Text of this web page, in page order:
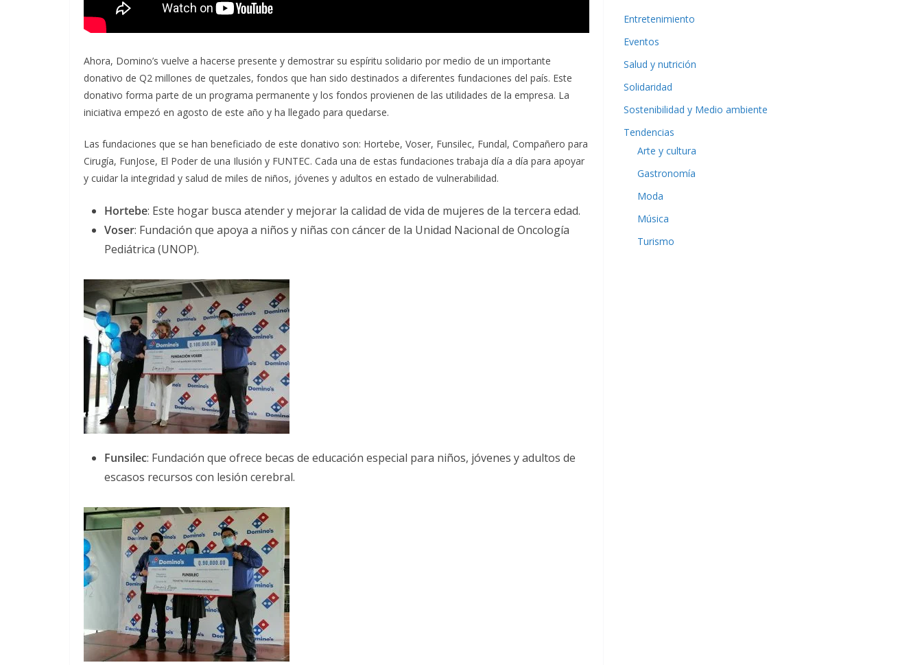
Ahora, Domino’s vuelve a hacerse presente y demostrar su espíritu solidario por medio de un importante
donativo de Q2 millones de quetzales, fondos que han sido destinados a diferentes fundaciones del país. Este
donativo forma parte de un programa permanente y los fondos provienen de las utilidades de la empresa. La
iniciativa empezó en agosto de este año y ha llegado para quedarse.
Las fundaciones que se han beneficiado de este donativo son: Hortebe, Voser, Funsilec, Fundal, Compañero para
Cirugía, FunJose, El Poder de una Ilusión y FUNTEC. Cada una de estas fundaciones trabaja día a día para apoyar
y cuidar la integridad y salud de miles de niños, jóvenes y adultos en estado de vulnerabilidad.
Hortebe: Este hogar busca atender y mejorar la calidad de vida de mujeres de la tercera edad.
Voser: Fundación que apoya a niños y niñas con cáncer de la Unidad Nacional de Oncología
Pediátrica (UNOP).
Funsilec: Fundación que ofrece becas de educación especial para niños, jóvenes y adultos de
escasos recursos con lesión cerebral.
Entretenimiento
Eventos
Salud y nutrición
Solidaridad
Sostenibilidad y Medio ambiente
Tendencias
Arte y cultura
Gastronomía
Moda
Música
Turismo